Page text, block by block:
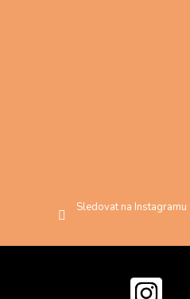
Sledovat na Instagramu